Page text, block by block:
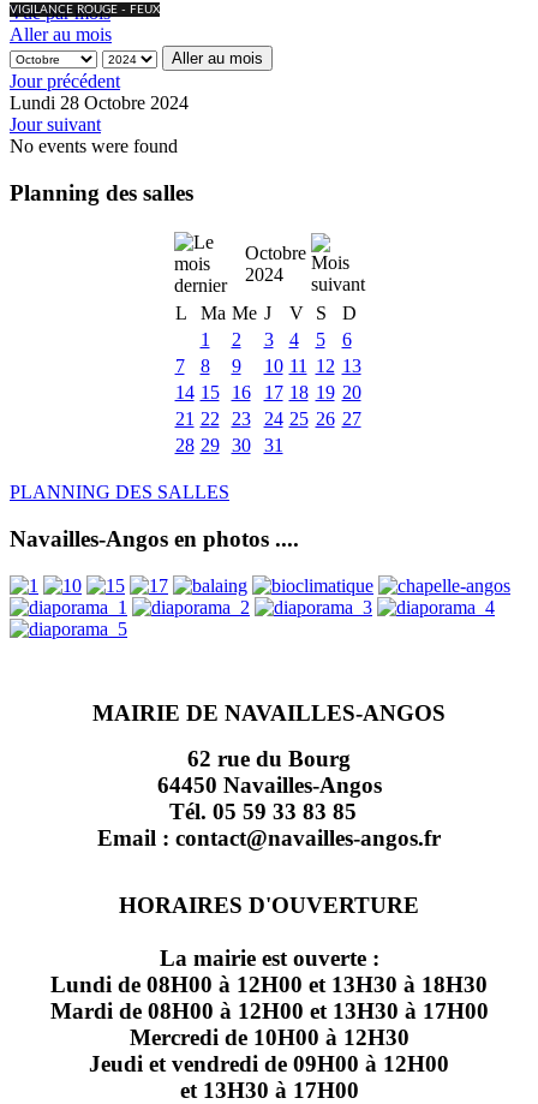
VIGILANCE ROUGE - FEUX
Vue par mois
Aller au mois
Aller au mois
Jour précédent
Lundi 28 Octobre 2024
Jour suivant
No events were found
Planning des salles
Octobre
2024
L
Ma Me J V S
D
1
2 3 4 5
6
7
8 9 10 11 12 13
14 15 16 17 18 19 20
21 22 23 24 25 26 27
28 29 30 31
PLANNING DES SALLES
Navailles-Angos en photos ....
MAIRIE DE NAVAILLES-ANGOS
62 rue du Bourg
64450 Navailles-Angos
Tél. 05 59 33 83 85
Email : contact@navailles-angos.fr
HORAIRES D'OUVERTURE
La mairie est ouverte :
Lundi de 08H00 à 12H00 et 13H30 à 18H30
Mardi de 08H00 à 12H00 et 13H30 à 17H00
Mercredi de 10H00 à 12H30
Jeudi et vendredi de 09H00 à 12H00
et 13H30 à 17H00